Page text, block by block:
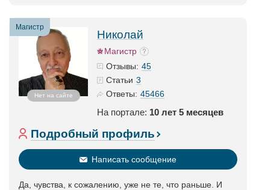
Магистр
Нет на сайте
Николай
Магистр
Отзывы: 45
Статьи 3
Ответы: 45466
На портале: 10 лет 5 месяцев
Подробный профиль
Написать сообщение
Да, чувства, к сожалению, уже не те, что раньше. И